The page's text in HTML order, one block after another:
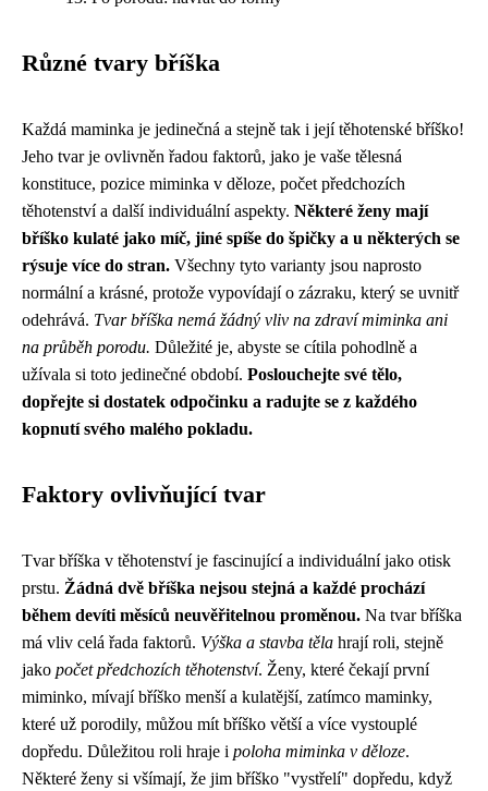
Různé tvary bříška
Každá maminka je jedinečná a stejně tak i její těhotenské bříško!
Jeho tvar je ovlivněn řadou faktorů, jako je vaše tělesná
konstituce, pozice miminka v děloze, počet předchozích
těhotenství a další individuální aspekty. Některé ženy mají
bříško kulaté jako míč, jiné spíše do špičky a u některých se
rýsuje více do stran. Všechny tyto varianty jsou naprosto
normální a krásné, protože vypovídají o zázraku, který se uvnitř
odehrává. Tvar bříška nemá žádný vliv na zdraví miminka ani
na průběh porodu. Důležité je, abyste se cítila pohodlně a
užívala si toto jedinečné období. Poslouchejte své tělo,
dopřejte si dostatek odpočinku a radujte se z každého
kopnutí svého malého pokladu.
Faktory ovlivňující tvar
Tvar bříška v těhotenství je fascinující a individuální jako otisk
prstu. Žádná dvě bříška nejsou stejná a každé prochází
během devíti měsíců neuvěřitelnou proměnou. Na tvar bříška
má vliv celá řada faktorů. Výška a stavba těla hrají roli, stejně
jako počet předchozích těhotenství. Ženy, které čekají první
miminko, mívají bříško menší a kulatější, zatímco maminky,
které už porodily, můžou mít bříško větší a více vystouplé
dopředu. Důležitou roli hraje i poloha miminka v děloze.
Některé ženy si všímají, že jim bříško "vystřelí" dopředu, když